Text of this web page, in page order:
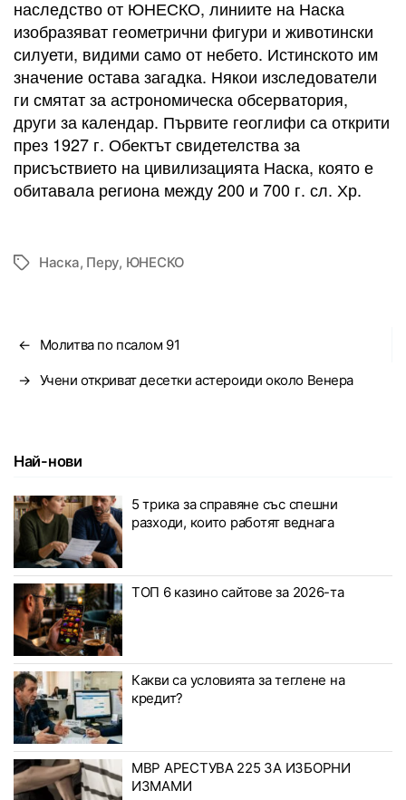
наследство от ЮНЕСКО, линиите на Наска
изобразяват геометрични фигури и животински
силуети, видими само от небето. Истинското им
значение остава загадка. Някои изследователи
ги смятат за астрономическа обсерватория,
други за календар. Първите геоглифи са открити
през 1927 г. Обектът свидетелства за
присъствието на цивилизацията Наска, която е
обитавала региона между 200 и 700 г. сл. Хр.
TagsНаска, Перу, ЮНЕСКО
← Молитва по псалом 91
→ Учени откриват десетки астероиди около Венера
Най-нови
5 трика за справяне със спешни
разходи, които работят веднага
ТОП 6 казино сайтове за 2026-та
Какви са условията за теглене на
кредит?
МВР АРЕСТУВА 225 ЗА ИЗБОРНИ
ИЗМАМИ